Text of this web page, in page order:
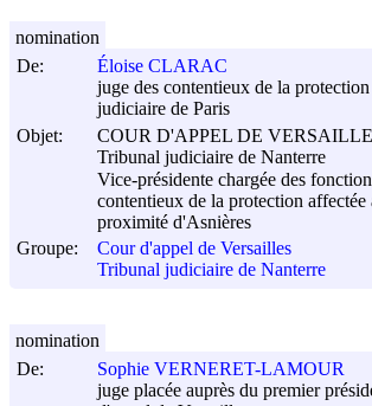
De:
Éloise CLARAC
juge des contentieux de la
judiciaire de Paris
Objet:
COUR D'APPEL DE
Tribunal judiciaire de Nanterre
Vice-présidente chargée des
contentieux de la protection affectée
proximité d'Asnières
Groupe:
Cour d'appel de Versailles
Tribunal judiciaire de Nanterre
nomination
De:
Sophie VERNERET-LAMOUR
juge placée auprès du premier
nomination